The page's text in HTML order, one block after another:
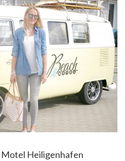
Motel Heiligenhafen